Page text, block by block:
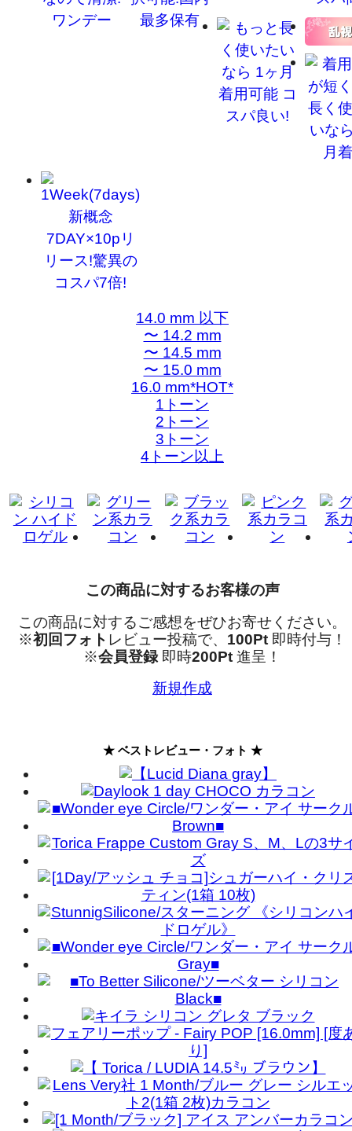
14.0 mm 以下
〜 14.2 mm
〜 14.5 mm
〜 15.0 mm
16.0 mm*HOT*
1トーン
2トーン
3トーン
4トーン以上
この商品に対するお客様の声
この商品に対するご感想をぜひお寄せください。
※初回フォト レビュー投稿で、 100Pt 即時付与！
※会員登録即時200Pt 進呈！
新規作成
★ ベストレビュー・フォト ★